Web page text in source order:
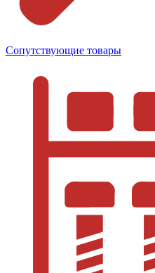
Сопутствующие товары